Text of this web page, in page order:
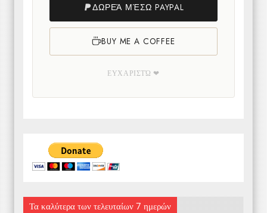
ΔΩΡΕΆ ΜΈΣΩ PAYPAL
BUY ME A COFFEE
ΕΥΧΑΡΙΣΤΏ ❤
Τα καλύτερα των τελευταίων 7 ημερών